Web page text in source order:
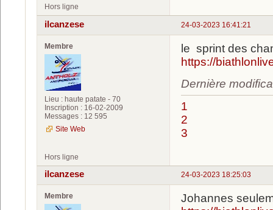
Hors ligne
24-03-2023 16:41:21
ilcanzese
Membre
Lieu : haute patate - 70
Inscription : 16-02-2009
Messages : 12 595
Site Web
le sprint des
https://
Dernière
1
2
3
Hors ligne
24-03-2023 18:25:03
ilcanzese
Membre
Johannes